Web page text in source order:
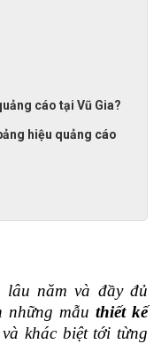
cáo tại Vũ Gia?
hiệu quảng cáo
lâu năm và đầy đủ
những mẫu thiết kế
khác biệt tới từng